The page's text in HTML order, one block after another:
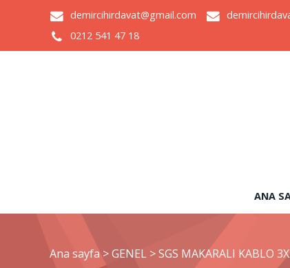
demircihirdavat@gmail.com
0212 541 47 18
ANA
Ana sayfa >GENEL >SGS MAKARALI KABLO